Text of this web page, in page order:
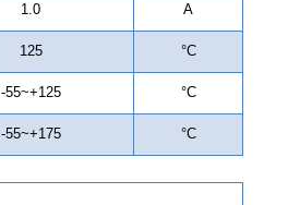
1.0 A
125 °C
-55~+125 °C
-55~+175 °C